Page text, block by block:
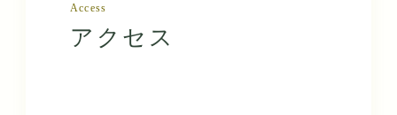
アクセス
Access